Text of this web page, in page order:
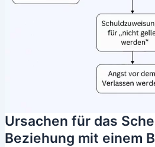
Ursachen für das
Beziehung mit einem